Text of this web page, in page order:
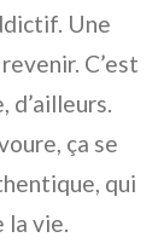
Une
C’est
d’ailleurs.
ça se
qui
la vie.